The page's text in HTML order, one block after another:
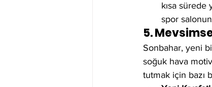
kısa sürede
spor
5.
Sonbahar, yeni
soğuk hava
tutmak için bazı